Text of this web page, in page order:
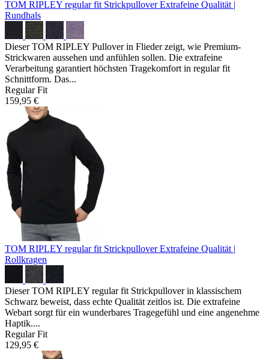
TOM RIPLEY regular fit StrickpulloverExtrafeine Qualität |
Rundhals
Dieser TOM RIPLEY Pullover in Flieder zeigt, wie Premium-
Strickwaren aussehen und anfühlen sollen. Die extrafeine
Verarbeitung garantiert höchsten Tragekomfort in regular fit
Schnittform. Das...
Regular Fit
159,95 €
TOM RIPLEY regular fit StrickpulloverExtrafeine Qualität |
Rollkragen
Dieser TOM RIPLEY regular fit Strickpullover in klassischem
Schwarz beweist, dass echte Qualität zeitlos ist. Die extrafeine
Webart sorgt für ein wunderbares Tragegefühl und eine angenehme
Haptik....
Regular Fit
129,95 €